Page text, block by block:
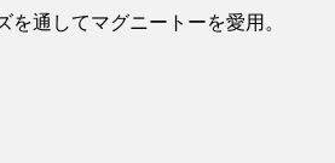
を通してマグニートーを愛用。